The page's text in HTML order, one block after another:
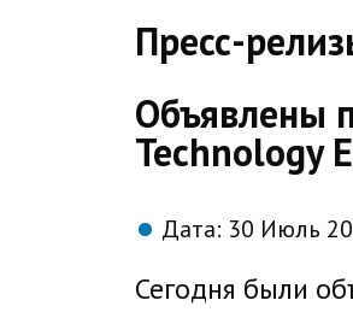
Пресс-
Объявлены
Technology
Дата: 30 Июль
Сегодня были